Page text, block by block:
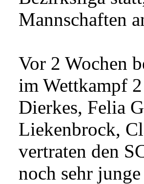
Mannschaften
Vor 2 Wochen
im Wettkampf
Dierkes, Felia
Liekenbrock,
vertraten den
noch sehr